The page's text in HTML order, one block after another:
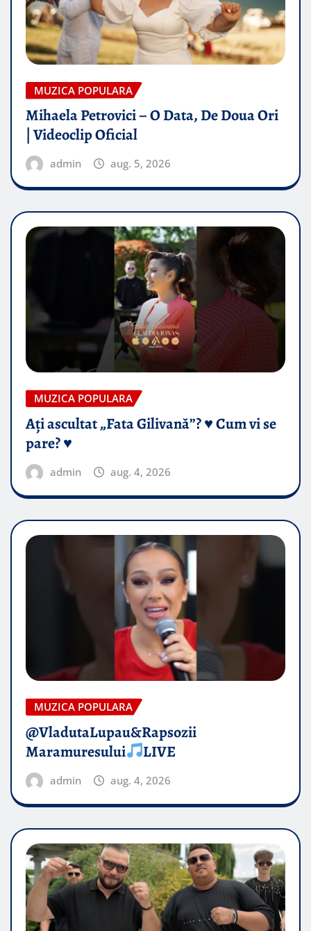
MUZICA POPULARA
Mihaela Petrovici – O Data, De Doua Ori
| Videoclip Oficial
admin aug. 5, 2026
MUZICA POPULARA
Ați ascultat „Fata Gilivană”? ♥️ Cum vi se
pare? ♥️
admin aug. 4, 2026
MUZICA POPULARA
@VladutaLupau&Rapsozii
Maramuresului
LIVE
admin aug. 4, 2026